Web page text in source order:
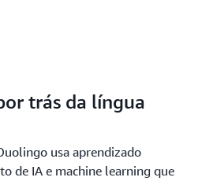
trás da língua
usa aprendizado
de IA e machine learning que